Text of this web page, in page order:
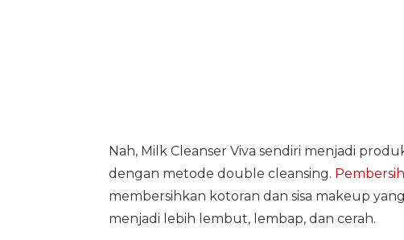
Nah, Milk Cleanser Viva sendiri menjadi
dengan metode double cleansing.
membersihkan kotoran dan sisa makeup
menjadi lebih lembut, lembap, dan cerah.